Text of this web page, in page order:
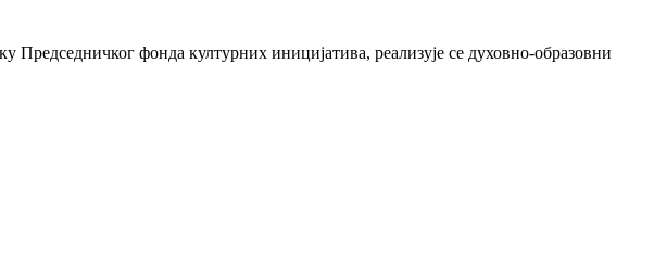
фонда културних иницијатива, реализује се духовно-образовни